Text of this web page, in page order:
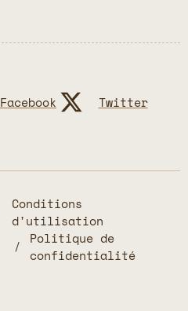
Facebook Twitter
Conditions
d'utilisation
Politique de
confidentialité